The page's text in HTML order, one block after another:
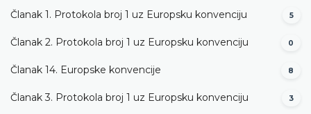
Članak 1. Protokola broj 1 uz Europsku konvenciju 5
Članak 2. Protokola broj 1 uz Europsku konvenciju 0
Članak 14. Europske konvencije 8
Članak 3. Protokola broj 1 uz Europsku konvenciju 3